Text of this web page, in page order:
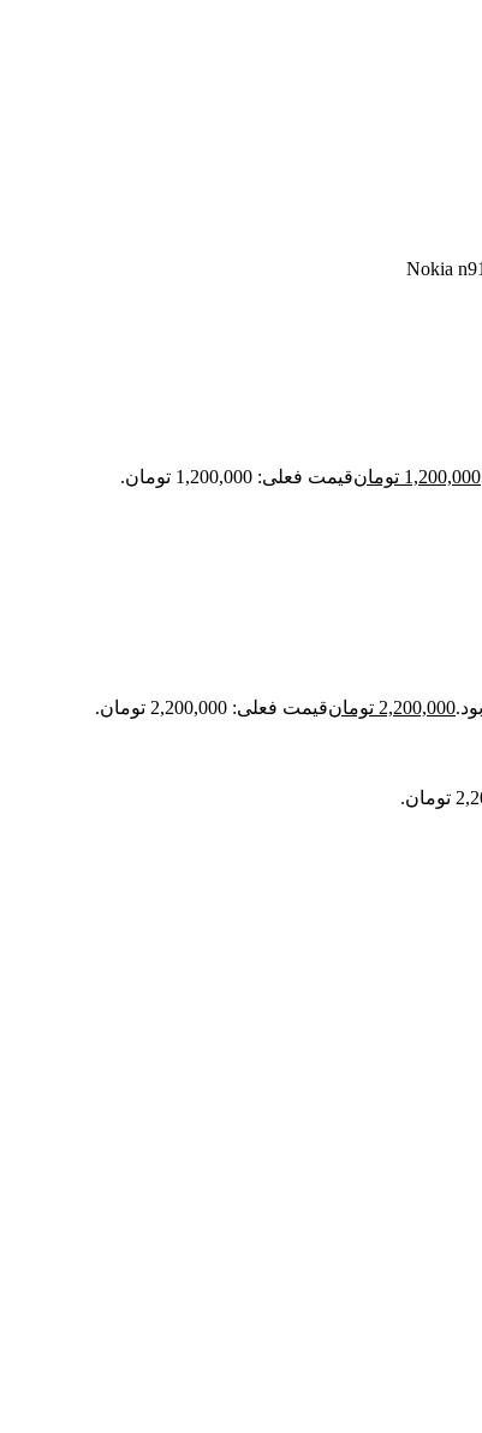
1,200,000 تومانقیمت فعلی: 1,200,000 تومان.
2,200,000 تومانقیمت فعلی: 2,200,000 تومان.